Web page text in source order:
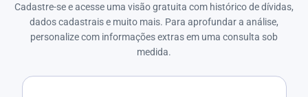
Cadastre-se e acesse uma visão gratuita com histórico de dívidas,
dados cadastrais e muito mais. Para aprofundar a análise,
personalize com informações extras em uma consulta sob
medida.